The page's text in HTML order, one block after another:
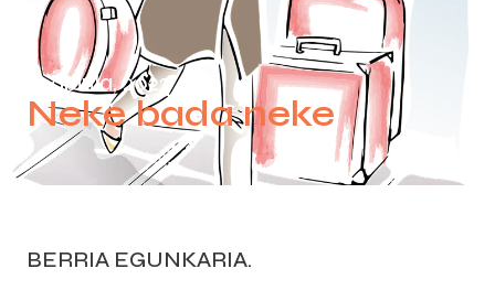
13 apirila, 2023
Neke bada neke
BERRIA EGUNKARIA.